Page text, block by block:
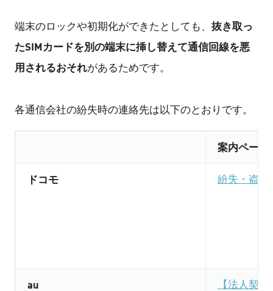
端末のロックや初期化ができたとしても、 抜き取っ
たSIMカードを別の端末に挿し替えて通信回線を悪
用されるおそれがあるためです。
各通信会社の紛失時の連絡先は以下のとおりです。
案内ページ
ドコモ 紛失・盗難
au 【法人契